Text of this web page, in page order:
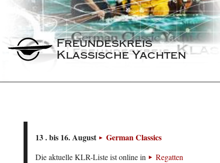
Freundeskreis
Klassische Yachten
13 . bis 16. August German Classics
Die aktuelle KLR-Liste ist online in
Regatten